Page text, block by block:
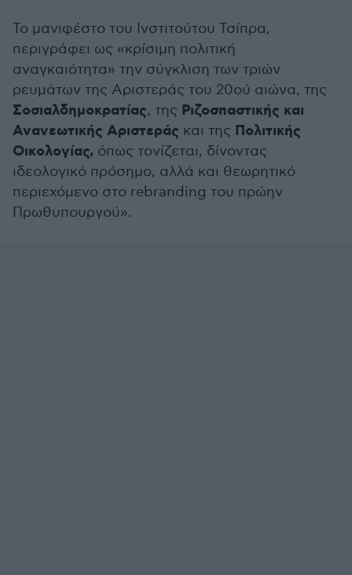
Το μανιφέστο του Ινστιτούτου Τσίπρα,
περιγράφει ως «κρίσιμη πολιτική
αναγκαιότητα» την σύγκλιση των τριών
ρευμάτων της Αριστεράς του 20ού αιώνα, της
Σοσιαλδημοκρατίας, της Ριζοσπαστικής και
Ανανεωτικής Αριστεράς και της Πολιτικής
Οικολογίας, όπως τονίζεται, δίνοντας
ιδεολογικό πρόσημο, αλλά και θεωρητικό
περιεχόμενο στο rebranding του πρώην
Πρωθυπουργού».